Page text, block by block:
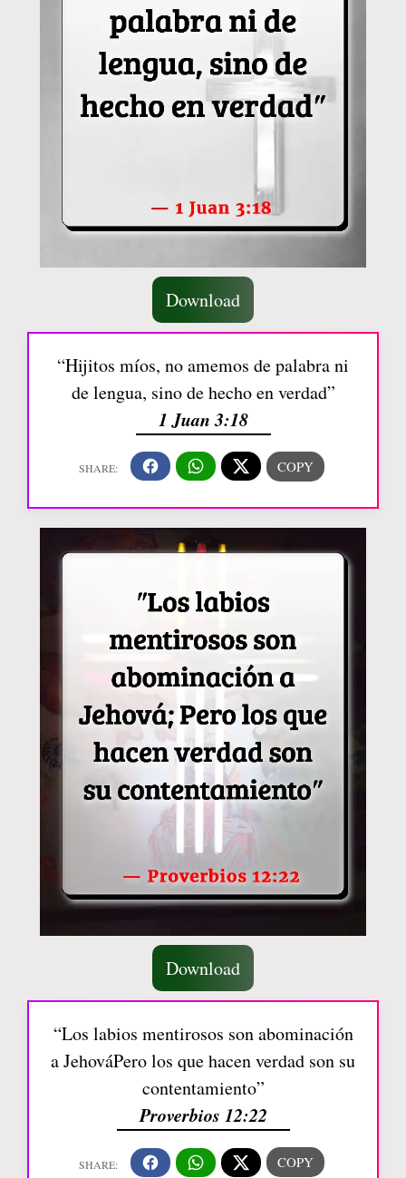
Download
“Hijitos míos, no amemos de palabra ni
de lengua, sino de hecho en verdad”
1 Juan 3:18
Download
“Los labios mentirosos son abominación
a JehováPero los que hacen verdad son su
contentamiento”
Proverbios 12:22